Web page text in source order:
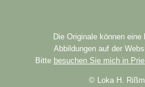
Die Originale können
Abbildungen auf der
Bitte besuchen Sie mich in
© Loka H.